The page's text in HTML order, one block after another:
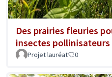
Des prairies fleuries
insectes pollinisateurs
Projet lauréat 0